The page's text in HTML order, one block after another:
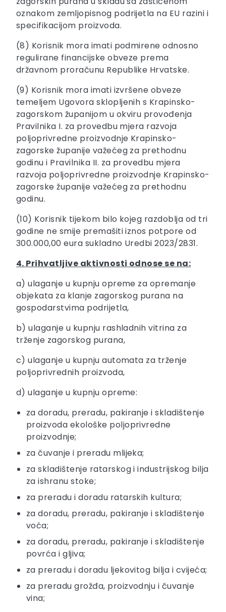
oznakom zemljopisnog podrijetla na EU razini i
specifikacijom proizvoda.
(8) Korisnik mora imati podmirene odnosno
regulirane financijske obveze prema
državnom proračunu Republike Hrvatske.
(9) Korisnik mora imati izvršene obveze
temeljem Ugovora sklopljenih s Krapinsko-
zagorskom županijom u okviru provođenja
Pravilnika I. za provedbu mjera razvoja
poljoprivredne proizvodnje Krapinsko-
zagorske županije važećeg za prethodnu
godinu i Pravilnika II. za provedbu mjera
razvoja poljoprivredne proizvodnje Krapinsko-
zagorske županije važećeg za prethodnu
godinu.
(10) Korisnik tijekom bilo kojeg razdoblja od tri
godine ne smije premašiti iznos potpore od
300.000,00 eura sukladno Uredbi 2023/2831.
4. Prihvatljive aktivnosti odnose se na:
a) ulaganje u kupnju opreme za opremanje
objekata za klanje zagorskog purana na
gospodarstvima podrijetla,
b) ulaganje u kupnju rashladnih vitrina za
trženje zagorskog purana,
c) ulaganje u kupnju automata za trženje
poljoprivrednih proizvoda,
d) ulaganje u kupnju opreme:
za doradu, preradu, pakiranje i skladištenje
proizvoda ekološke poljoprivredne
proizvodnje;
za čuvanje i preradu mlijeka;
za skladištenje ratarskog i industrijskog bilja
za ishranu stoke;
za preradu i doradu ratarskih kultura;
za doradu, preradu, pakiranje i skladištenje
voća;
za doradu, preradu, pakiranje i skladištenje
povrća i gljiva;
za preradu i doradu ljekovitog bilja i cvijeća;
za preradu grožđa, proizvodnju i čuvanje
vina;